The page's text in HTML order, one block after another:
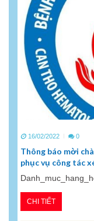
16/02/2022 0
Thông báo mời
phục vụ công tác
CHI TIẾT